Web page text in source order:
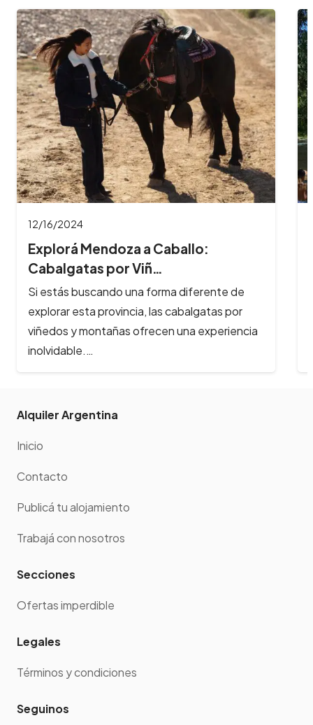
12/16/2024
Explorá Mendoza a Caballo:
Cabalgatas por Viñ…
Si estás buscando una forma diferente de
explorar esta provincia, las cabalgatas por
viñedos y montañas ofrecen una experiencia
inolvidable.…
Alquiler Argentina
Inicio
Contacto
Publicá tu alojamiento
Trabajá con nosotros
Secciones
Ofertas imperdible
Legales
Términos y condiciones
Seguinos